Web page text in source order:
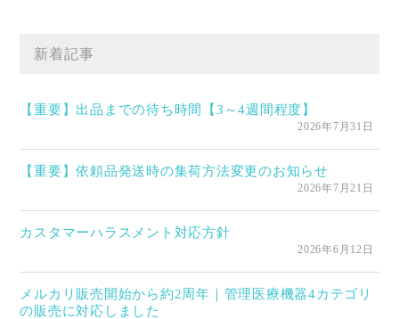
新着記事
【重要】出品までの待ち時間【3～4週間程度】
2026年7月31日
【重要】依頼品発送時の集荷方法変更のお知らせ
2026年7月21日
カスタマーハラスメント対応方針
2026年6月12日
メルカリ販売開始から約2周年｜管理医療機器4カテゴリ
の販売に対応しました